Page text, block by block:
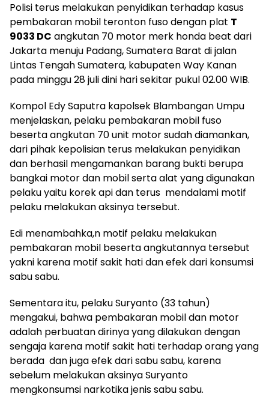
Polisi terus melakukan penyidikan terhadap kasus
pembakaran mobil teronton fuso dengan plat T
9033 DC angkutan 70 motor merk honda beat dari
Jakarta menuju Padang, Sumatera Barat di jalan
Lintas Tengah Sumatera, kabupaten Way Kanan
pada minggu 28 juli dini hari sekitar pukul 02.00 WIB.
Kompol Edy Saputra kapolsek Blambangan Umpu
menjelaskan, pelaku pembakaran mobil fuso
beserta angkutan 70 unit motor sudah diamankan,
dari pihak kepolisian terus melakukan penyidikan
dan berhasil mengamankan barang bukti berupa
bangkai motor dan mobil serta alat yang digunakan
pelaku yaitu korek api dan terus mendalami motif
pelaku melakukan aksinya tersebut.
Edi menambahka,n motif pelaku melakukan
pembakaran mobil beserta angkutannya tersebut
yakni karena motif sakit hati dan efek dari konsumsi
sabu sabu.
Sementara itu, pelaku Suryanto (33 tahun)
mengakui, bahwa pembakaran mobil dan motor
adalah perbuatan dirinya yang dilakukan dengan
sengaja karena motif sakit hati terhadap orang yang
berada dan juga efek dari sabu sabu, karena
sebelum melakukan aksinya Suryanto
mengkonsumsi narkotika jenis sabu sabu.